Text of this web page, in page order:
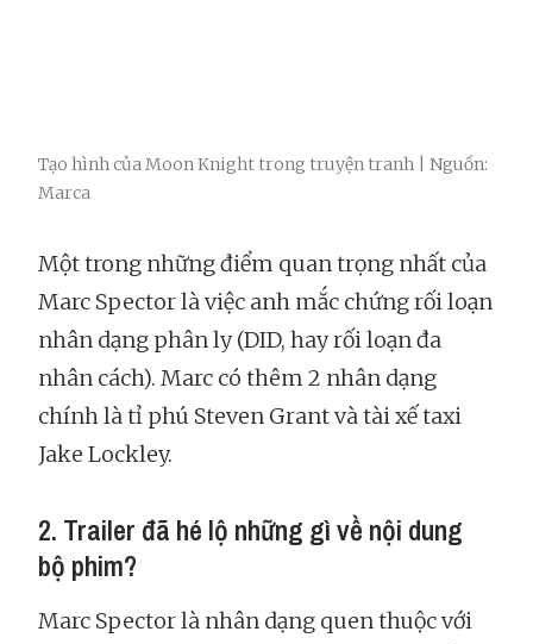
Tạo hình của Moon Knight trong truyện tranh | Nguồn:
Marca
Một trong những điểm quan trọng nhất của
Marc Spector là việc anh mắc chứng rối loạn
nhân dạng phân ly (DID, hay rối loạn đa
nhân cách). Marc có thêm 2 nhân dạng
chính là tỉ phú Steven Grant và tài xế taxi
Jake Lockley.
2. Trailer đã hé lộ những gì về nội dung
bộ phim?
Marc Spector là nhân dạng quen thuộc với